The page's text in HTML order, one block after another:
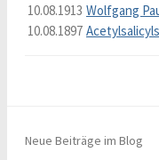
10.08.1913 Wolfgang
10.08.1897
Neue Beiträge im Blog